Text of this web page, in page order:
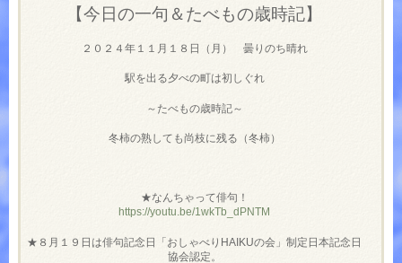
【今日の一句＆たべもの歳時記】
２０２４年１１月１８日（月） 曇りのち晴れ
駅を出る夕べの町は初しぐれ
～たべもの歳時記～
冬柿の熟しても尚枝に残る（冬柿）
★なんちゃって俳句！
https://youtu.be/1wkTb_dPNTM
★８月１９日は俳句記念日「おしゃべりHAIKUの会」制定日本記念日
協会認定。